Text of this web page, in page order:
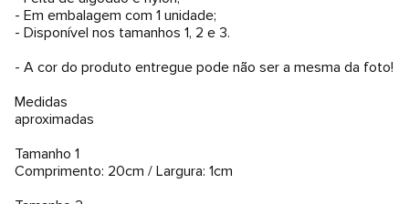
- Em embalagem com 1 unidade;
- Disponível nos tamanhos 1, 2 e 3.
- A cor do produto entregue pode não ser a mesma da foto!
Medidas
aproximadas
Tamanho 1
Comprimento: 20cm / Largura: 1cm